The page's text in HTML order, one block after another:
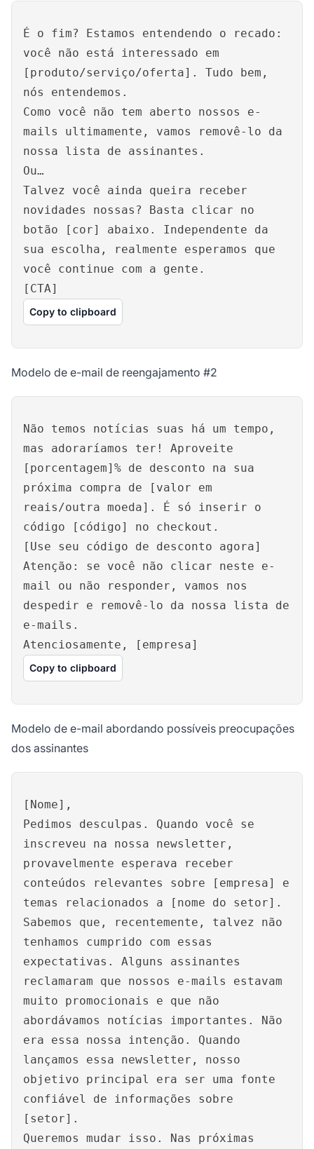
É o fim? Estamos entendendo o recado:
você não está interessado em
[produto/serviço/oferta]. Tudo bem,
nós entendemos.
Como você não tem aberto nossos e-
mails ultimamente, vamos removê-lo da
nossa lista de assinantes.
Ou…
Talvez você ainda queira receber
novidades nossas? Basta clicar no
botão [cor] abaixo. Independente da
sua escolha, realmente esperamos que
você continue com a gente.
[CTA]
Copy to clipboard
Modelo de e-mail de reengajamento #2
Não temos notícias suas há um tempo,
mas adoraríamos ter! Aproveite
[porcentagem]% de desconto na sua
próxima compra de [valor em
reais/outra moeda]. É só inserir o
código [código] no checkout.
[Use seu código de desconto agora]
Atenção: se você não clicar neste e-
mail ou não responder, vamos nos
despedir e removê-lo da nossa lista de
e-mails.
Atenciosamente, [empresa]
Copy to clipboard
Modelo de e-mail abordando possíveis preocupações
dos assinantes
[Nome],
Pedimos desculpas. Quando você se
inscreveu na nossa newsletter,
provavelmente esperava receber
conteúdos relevantes sobre [empresa] e
temas relacionados a [nome do setor].
Sabemos que, recentemente, talvez não
tenhamos cumprido com essas
expectativas. Alguns assinantes
reclamaram que nossos e-mails estavam
muito promocionais e que não
abordávamos notícias importantes. Não
era essa nossa intenção. Quando
lançamos essa newsletter, nosso
objetivo principal era ser uma fonte
confiável de informações sobre
[setor].
Queremos mudar isso. Nas próximas